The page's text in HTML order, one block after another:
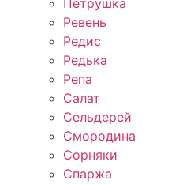
Петрушка
Ревень
Редис
Редька
Репа
Салат
Сельдерей
Смородина
Сорняки
Спаржа